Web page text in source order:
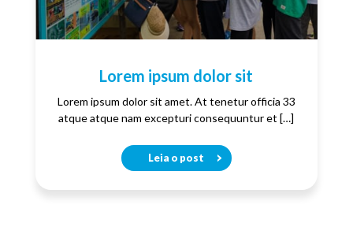
Lorem ipsum dolor sit
Lorem ipsum dolor sit amet. At tenetur officia 33
atque atque nam excepturi consequuntur et […]
Leia o post